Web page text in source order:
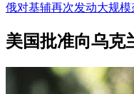
俄对基辅再次发动大规
美国批准向乌克